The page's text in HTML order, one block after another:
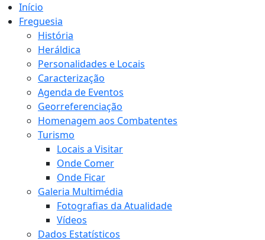
Início
Freguesia
História
Heráldica
Personalidades e Locais
Caracterização
Agenda de Eventos
Georreferenciação
Homenagem aos Combatentes
Turismo
Locais a Visitar
Onde Comer
Onde Ficar
Galeria Multimédia
Fotografias da Atualidade
Vídeos
Dados Estatísticos